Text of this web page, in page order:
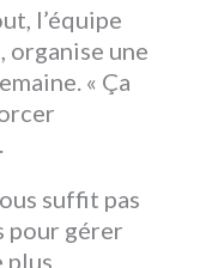
l’équipe
organise une
« Ça
suffit pas
pour gérer
plus